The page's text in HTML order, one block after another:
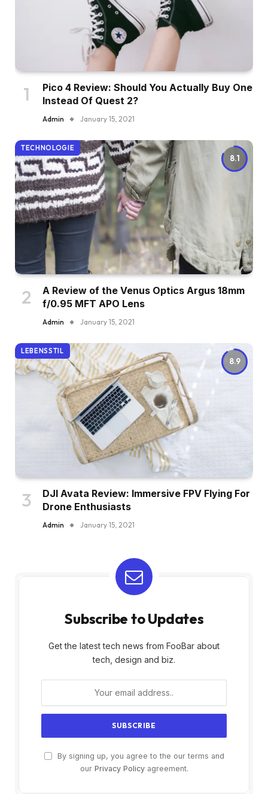
Pico 4 Review: Should You Actually Buy One
Instead Of Quest 2?
Admin January 15, 2021
8.1
TECHNOLOGIE
A Review of the Venus Optics Argus 18mm
f/0.95 MFT APO Lens
Admin January 15, 2021
8.9
LEBENSSTIL
DJI Avata Review: Immersive FPV Flying For
Drone Enthusiasts
Admin January 15, 2021
Subscribe to Updates
Get the latest tech news from FooBar about
tech, design and biz.
By signing up, you agree to the our terms and
our Privacy Policyagreement.